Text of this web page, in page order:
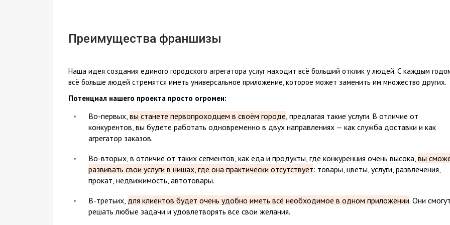
Преимущества франшизы
Наша идея создания единого городского агрегатора услуг находит всё больший отклик у людей. С каждым
всё больше людей стремятся иметь универсальное приложение, которое может заменить им множество других.
Потенциал нашего проекта просто огромен:
Во-первых, вы станете первопроходцем в своём городе, предлагая такие услуги. В отличие от
конкурентов, вы будете работать одновременно в двух направлениях — как служба доставки и как
агрегатор заказов.
Во-вторых, в отличие от таких сегментов, как еда и продукты, где конкуренция очень высока, вы
развивать свои услуги в нишах, где она практически отсутствует: товары, цветы, услуги, развлечения,
прокат, недвижимость, автотовары.
В-третьих, для клиентов будет очень удобно иметь всё необходимое в одном приложении. Они смогут
решать любые задачи и удовлетворять все свои желания.